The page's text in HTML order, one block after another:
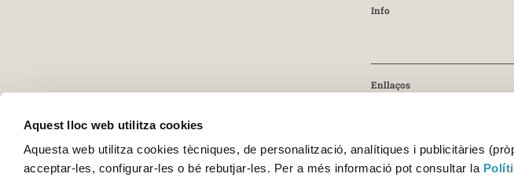
Aquest lloc web utilitza cookies
Aquesta web utilitza cookies tècniques, de personalització, analítiques i publicitàries
acceptar-les, configurar-les o bé rebutjar-les. Per a més informació pot consultar la
Info
Enllaços
Certificat